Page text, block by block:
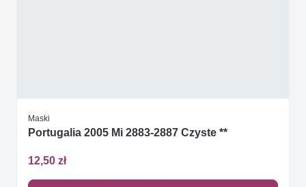
Maski
Portugalia 2005 Mi 2883-2887 Czyste **
12,50 zł